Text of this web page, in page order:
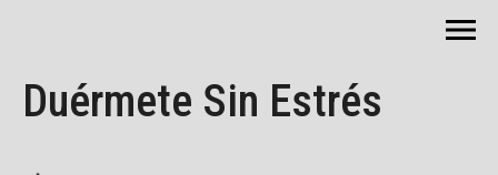
Duérmete Sin Estrés